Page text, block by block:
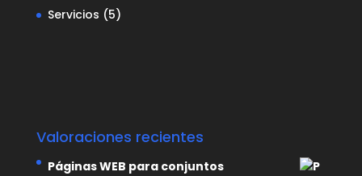
Servicios (5)
Valoraciones recientes
Páginas WEB para conjuntos